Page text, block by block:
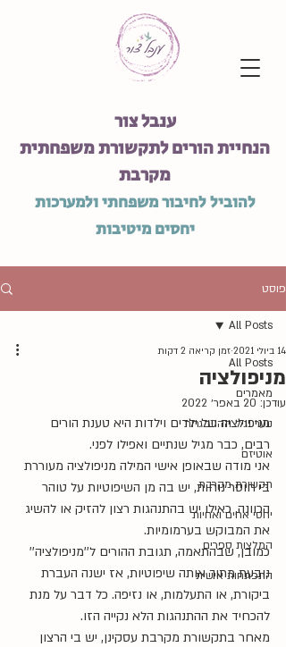
ענבל צור
הנחיית הורים לתקשורת משפחתית
מקרבת
להוביל לחיבור משפחתי ולמערכות
יחסים מיטיבות
פוסט
All Posts
מאמרים
נוער וגיל ההתבגרות
אוטיזם
תקשורת מקרבת
יחסי אחים ואחיות
המלצות ספרים
התפתחות אישית
All Posts
מניפולציה
14 ביולי 2021 זמן קריאה 2 דקות
עודכן: 20 באפר׳ 2022
מניפולציה של ילדים וילדות היא טענת הורים
רבים, כבר מגיל שנתיים ואפילו לפני.
אני מודה שבאופן אישי המילה מניפולציה מעוררת
בי חוסר נוחות, יש בה מן השיפוטיות על טוהר
הכוונה, כאילו יש בהתנהגות רצון להזיק או להשיג
את המבוקש בערמומיות.
כמובן, שבהתאמה, תגובת ההורים ל''מניפולציה''
נובעת מתוך אותה שיפוטיות, אז ישנה העברת
ביקורת, או התעלמות, או נזיפה. כל דבר על מנת
להכחיד את ההתנהגות הלא נקייה הזו.
מאחר בתקשורת מקרבת עסקינן, יש בי הרצון